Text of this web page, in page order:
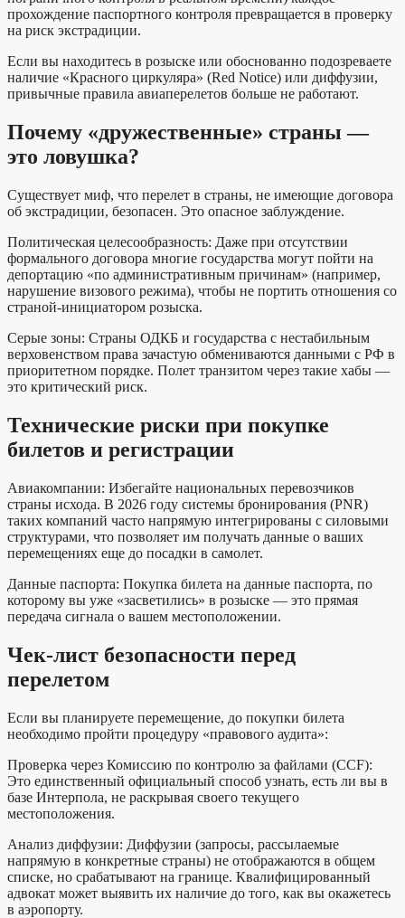
прохождение паспортного контроля превращается в проверку
на риск экстрадиции.
Если вы находитесь в розыске или обоснованно подозреваете
наличие «Красного циркуляра» (Red Notice) или диффузии,
привычные правила авиаперелетов больше не работают.
Почему «дружественные» страны —
это ловушка?
Существует миф, что перелет в страны, не имеющие договора
об экстрадиции, безопасен. Это опасное заблуждение.
Политическая целесообразность: Даже при отсутствии
формального договора многие государства могут пойти на
депортацию «по административным причинам» (например,
нарушение визового режима), чтобы не портить отношения со
страной-инициатором розыска.
Серые зоны: Страны ОДКБ и государства с нестабильным
верховенством права зачастую обмениваются данными с РФ в
приоритетном порядке. Полет транзитом через такие хабы —
это критический риск.
Технические риски при покупке
билетов и регистрации
Авиакомпании: Избегайте национальных перевозчиков
страны исхода. В 2026 году системы бронирования (PNR)
таких компаний часто напрямую интегрированы с силовыми
структурами, что позволяет им получать данные о ваших
перемещениях еще до посадки в самолет.
Данные паспорта: Покупка билета на данные паспорта, по
которому вы уже «засветились» в розыске — это прямая
передача сигнала о вашем местоположении.
Чек-лист безопасности перед
перелетом
Если вы планируете перемещение, до покупки билета
необходимо пройти процедуру «правового аудита»:
Проверка через Комиссию по контролю за файлами (CCF):
Это единственный официальный способ узнать, есть ли вы в
базе Интерпола, не раскрывая своего текущего
местоположения.
Анализ диффузии: Диффузии (запросы, рассылаемые
напрямую в конкретные страны) не отображаются в общем
списке, но срабатывают на границе. Квалифицированный
адвокат может выявить их наличие до того, как вы окажетесь
в аэропорту.